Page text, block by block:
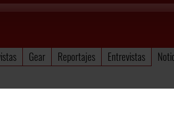
Gear Reportajes Entrevistas